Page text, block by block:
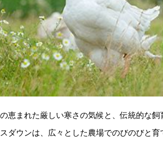
恵まれた厳しい寒さの気候と、伝統的な
ダウンは、広々とした農場でのびのびと